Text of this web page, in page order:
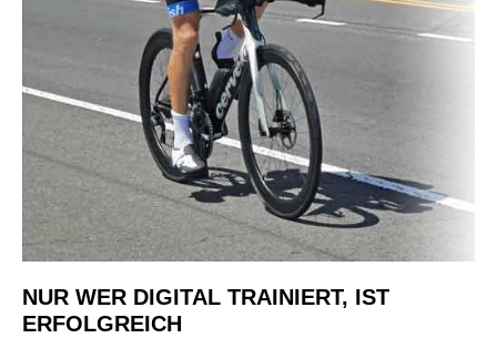
NUR WER DIGITAL TRAINIERT, IST
ERFOLGREICH